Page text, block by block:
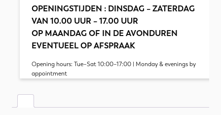
OPENINGSTIJDEN : DINSDAG – ZATERDAG
VAN 10.00 UUR – 17.00 UUR
OP MAANDAG OF IN DE AVONDUREN
EVENTUEEL OP AFSPRAAK
Opening hours: Tue–Sat 10:00–17:00 | Monday & evenings by
appointment